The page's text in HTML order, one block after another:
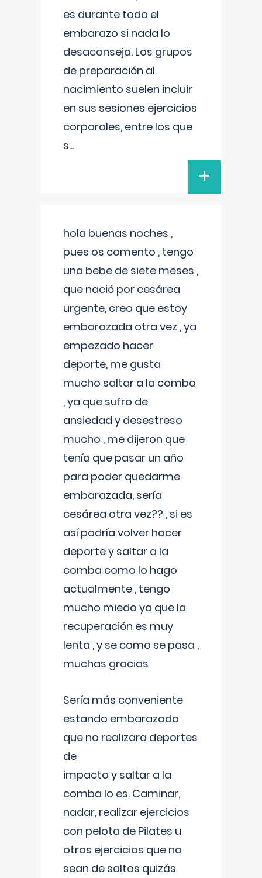
es durante todo el
embarazo si nada lo
desaconseja. Los grupos
de preparación al
nacimiento suelen incluir
en sus sesiones ejercicios
corporales, entre los que
s...
+
hola buenas noches ,
pues os comento , tengo
una bebe de siete meses ,
que nació por cesárea
urgente, creo que estoy
embarazada otra vez , ya
empezado hacer
deporte, me gusta
mucho saltar a la comba
, ya que sufro de
ansiedad y desestreso
mucho , me dijeron que
tenía que pasar un año
para poder quedarme
embarazada, sería
cesárea otra vez?? , si es
así podría volver hacer
deporte y saltar a la
comba como lo hago
actualmente , tengo
mucho miedo ya que la
recuperación es muy
lenta , y se como se pasa ,
muchas gracias
Sería más conveniente
estando embarazada
que no realizara deportes
de
impacto y saltar a la
comba lo es. Caminar,
nadar, realizar ejercicios
con pelota de Pilates u
otros ejercicios que no
sean de saltos quizás